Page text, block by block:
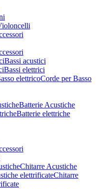
Bassi acustici
Bassi elettrici
Corde per Basso
Batterie Acustiche
Batterie elettriche
Chitarre Acustiche
Chitarre